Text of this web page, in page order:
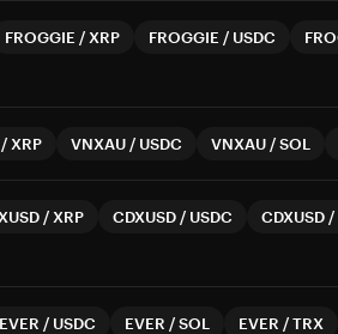
FROGGIE / XRP FROGGIE / USDC
/ XRP VNXAU / USDC VNXAU /SOL
/ XRP CDXUSD / USDC CDXUSD /
EVER / USDC EVER /SOL EVER /TRX